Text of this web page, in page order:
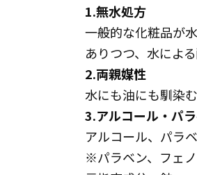
1.無水処方
一般的な化粧品が
ありつつ、水によ
2.両親媒性
水にも油にも馴染
3.アルコール・パ
アルコール、パラ
※パラベン、フェ